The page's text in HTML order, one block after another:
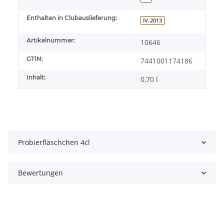
Enthalten in Clubauslieferung: IV-2013
Artikelnummer: 10646
GTIN: 7441001174186
Inhalt: 0,70 l
Probierfläschchen 4cl
Bewertungen